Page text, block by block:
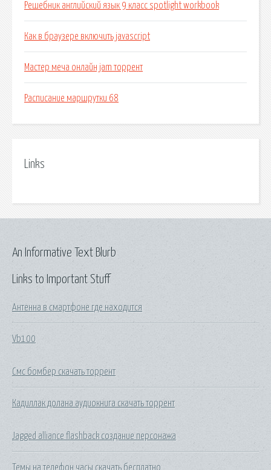
Решебник английский язык 9 класс spotlight workbook
Как в браузере включить javascript
Мастер меча онлайн jam торрент
Расписание маршрутки 68
Links
Links to Important Stuff
Антенна в смартфоне где находится
Vb100
Смс бомбер скачать торрент
Кадиллак долана аудиокнига скачать торрент
Jagged alliance flashback создание персонажа
Темы на телефон часы скачать бесплатно
An Informative Text Blurb